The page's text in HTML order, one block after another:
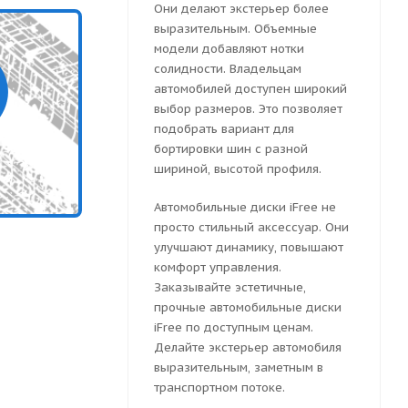
Они делают экстерьер более
выразительным. Объемные
модели добавляют нотки
солидности. Владельцам
автомобилей доступен широкий
выбор размеров. Это позволяет
подобрать вариант для
бортировки шин с разной
шириной, высотой профиля.
Автомобильные диски iFree не
просто стильный аксессуар. Они
улучшают динамику, повышают
комфорт управления.
Заказывайте эстетичные,
прочные автомобильные диски
iFree по доступным ценам.
Делайте экстерьер автомобиля
выразительным, заметным в
транспортном потоке.